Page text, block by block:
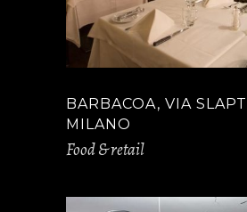
BARBACOA, VIA
MILANO
Food & retail